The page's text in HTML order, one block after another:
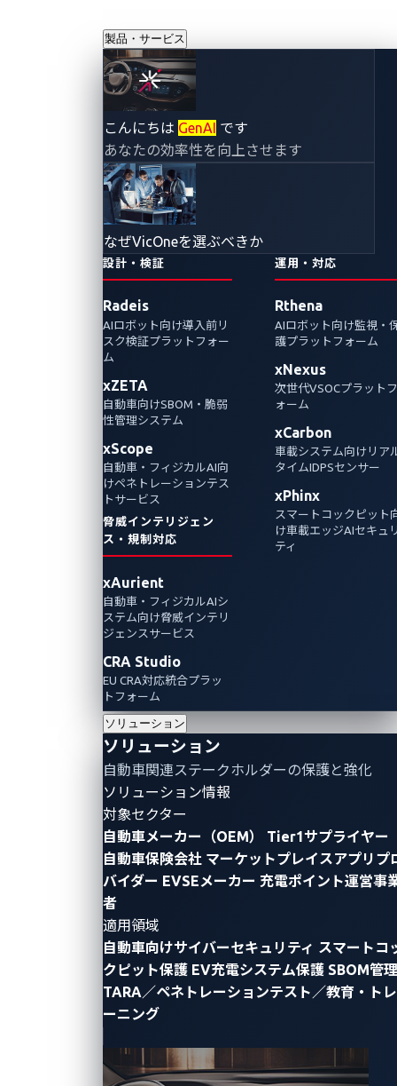
製品・サービス
こんにちは GenAI です
あなたの効率性を向上させます
なぜVicOneを選ぶべきか
設計・検証
Radeis
AIロボット向け導入前リ
スク検証プラットフォー
ム
xZETA
自動車向けSBOM・脆弱
性管理システム
xScope
自動車・フィジカルAI向
けペネトレーションテス
トサービス
脅威インテリジェン
ス・規制対応
xAurient
自動車・フィジカルAIシ
ステム向け脅威インテリ
ジェンスサービス
CRA Studio
EU CRA対応統合プラッ
トフォーム
運用・対応
Rthena
AIロボット向け監視・
護プラットフォーム
xNexus
次世代VSOCプラットフ
ォーム
xCarbon
車載システム向けリア
タイムIDPSセンサー
xPhinx
スマートコックピット
け車載エッジAIセキュ
ティ
ソリューション
ソリューション
自動車関連ステークホルダーの保護と強化
ソリューション情報
対象セクター
自動車メーカー（OEM）
Tier1サプライヤー
自動車保険会社 マーケットプレイスアプリプ
バイダー EVSEメーカー 充電ポイント運営事
者
適用領域
自動車向けサイバーセキュリティ スマートコ
クピット保護 EV充電システム保護 SBOM管理
TARA／ペネトレーションテスト／教育・トレ
ーニング
VicOne、２つの世
界的アワードで受
2023年11月1日
「2023年オートテック・ブレークスルーアワ
ード 電気自動車部門 総合充電ステーショ
ン・イノベーション年間最優秀賞」および、
「2023年サイバーセキュリティ・ブレークス
ルーアワード 統合管理侵入検知ソリューシ
ョン（IDS）の年間最優秀賞」
年オートテック・ブレークスルーアワード 電
気自動車部門 総合充電ステーション・イノベーショ
ン年間最優秀賞」および、
年サイバーセキュリティ・ブレークスルーアワ
ード 統合管理侵入検知ソリューション（ IDS）の年
トレンドマイクロ株式会社（東京都渋谷区、代表取締
役社長 (CEO) エバ・チェン）の子会社で、自動車向け
サイバーセキュリティ分野のリーディングカンパニー
であるVicOne（ビックワン、東京都・渋谷区、最高経
営責任者（CEO） マックス・チェン）は、10月31